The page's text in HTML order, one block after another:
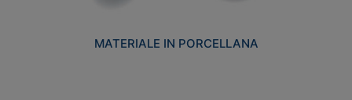
MATERIALE IN PORCELLANA